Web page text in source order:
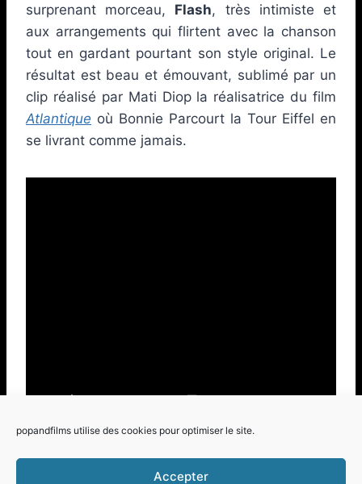
popandfilms utilise des cookies pour optimiser le site.
Accepter
surprenant morceau, Flash, très intimiste et
aux arrangements qui flirtent avec la chanson
tout en gardant pourtant son style original. Le
résultat est beau et émouvant, sublimé par un
clip réalisé par Mati Diop la réalisatrice du film
Atlantique où Bonnie Parcourt la Tour Eiffel en
se livrant comme jamais.